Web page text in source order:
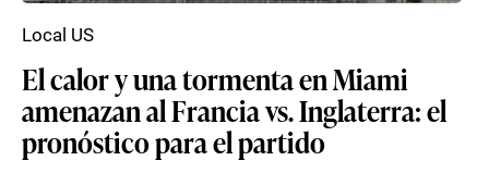
El calor y una tormenta en Miami
amenazan al Francia vs. Inglaterra: el
pronóstico para el partido
Local US